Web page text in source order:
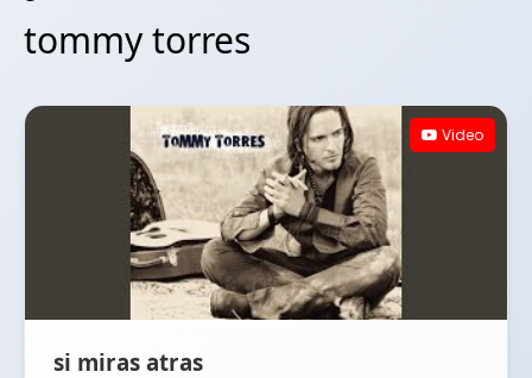
tommy torres
Video
si miras atras